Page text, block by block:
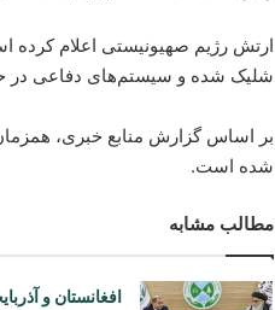
ارتش رژیم صهیونیستی اعلام
شلیک شده و سیستم‌های دفاعی در
بر اساس گزارش منابع خبری، همزمان
شده است.
مطالب مشابه
افغانستان و